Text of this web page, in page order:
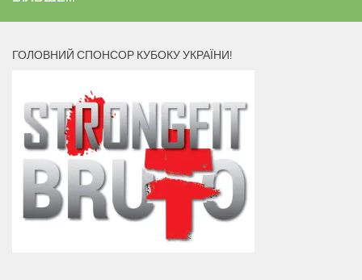
ГОЛОВНИЙ СПОНСОР КУБОКУ УКРАЇНИ!